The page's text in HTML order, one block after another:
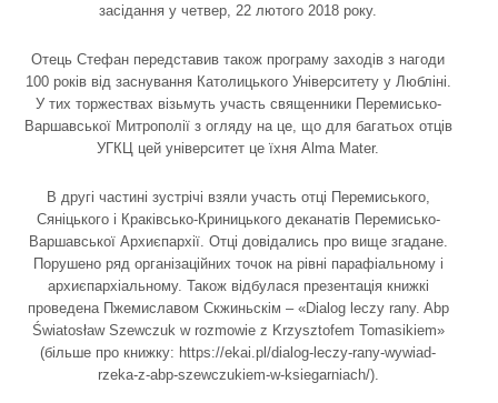
засідання у четвер, 22 лютого 2018 року.
Отець Стефан передставив також програму заходів з нагоди
100 років від заснування Католицького Університету у Любліні.
У тих торжествах візьмуть участь священники Перемисько-
Варшавської Митрополії з огляду на це, що для багатьох отців
УГКЦ цей університет це їхня Alma Mater.
В другі частині зустрічі взяли участь отці Перемиського,
Сяніцького і Краківсько-Криницького деканатів Перемисько-
Варшавської Архиєпархії. Отці довідались про вище згадане.
Порушено ряд організаційних точок на рівні парафіальному і
архиєпархіальному. Також відбулася презентація книжкі
проведена Пжемиславом Скжиньскім – «Dialog leczy rany. Abp
Światosław Szewczuk w rozmowie z Krzysztofem Tomasikiem»
(більше про книжку: https://ekai.pl/dialog-leczy-rany-wywiad-
rzeka-z-abp-szewczukiem-w-ksiegarniach/).